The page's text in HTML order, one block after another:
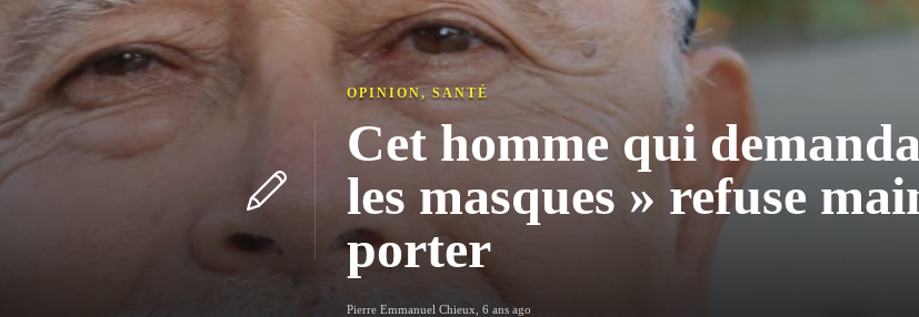
OPINION, SANTÉ
Cet homme qui
les masques » refuse
porter
Pierre Emmanuel Chieux 6 ans ago